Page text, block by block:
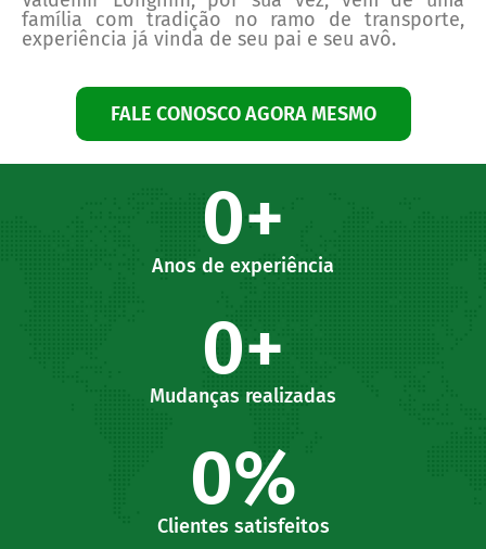
família com tradição no ramo de transporte,
experiência já vinda de seu pai e seu avô.
FALE CONOSCO AGORA MESMO
0+
Anos de experiência
0+
Mudanças realizadas
0%
Clientes satisfeitos